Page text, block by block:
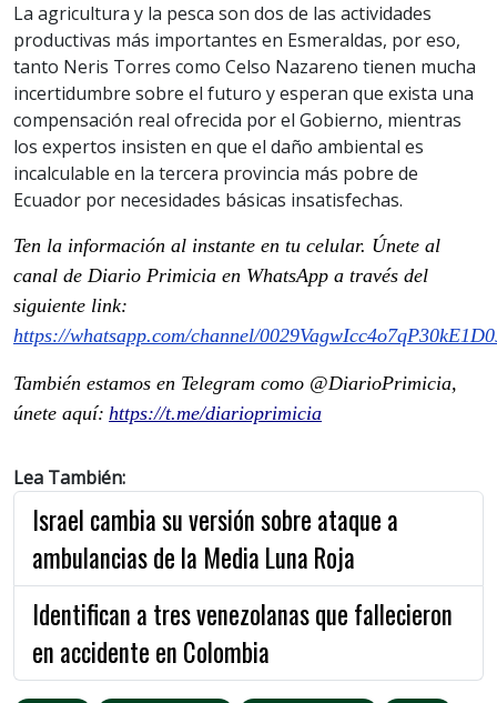
La agricultura y la pesca son dos de las actividades
productivas más importantes en Esmeraldas, por eso,
tanto Neris Torres como Celso Nazareno tienen mucha
incertidumbre sobre el futuro y esperan que exista una
compensación real ofrecida por el Gobierno, mientras
los expertos insisten en que el daño ambiental es
incalculable en la tercera provincia más pobre de
Ecuador por necesidades básicas insatisfechas.
Ten la información al instante en tu celular. Únete al
canal de Diario Primicia en WhatsApp a través del
siguiente link:
https://whatsapp.com/channel/
También estamos en Telegram como @DiarioPrimicia,
únete aquí: https://t.me/diarioprimicia
Lea También:
Israel cambia su versión sobre ataque a
ambulancias de la Media Luna Roja
Identifican a tres venezolanas que fallecieron
en accidente en Colombia